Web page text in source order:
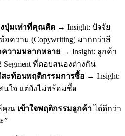
ปุ่มเท่าที่คุณคิด → Insight: ปัจจัย
ความ (Copywriting) มากกว่าสี
ความหลากหลาย → Insight: ลูกค้า
ที่ตอบสนองต่างกัน
ะท้อนพฤติกรรมการซื้อ → Insight:
นใจ แต่ยังไม่พร้อมซื้อ
คุณ เข้าใจพฤติกรรมลูกค้าได้ดีกว่า
”